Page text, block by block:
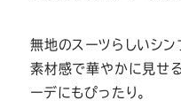
無地のスーツらしいシン
素材感で華やかに見せ
ーデにもぴったり。